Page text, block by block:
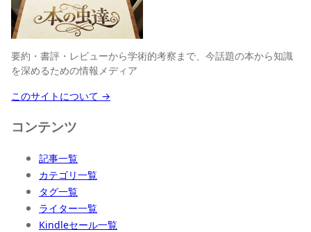
要約・書評・レビューから学術的考察まで、今話題の本から知識
を深めるための情報メディア
このサイトについて →
コンテンツ
記事一覧
カテゴリ一覧
タグ一覧
ライター一覧
Kindleセール一覧